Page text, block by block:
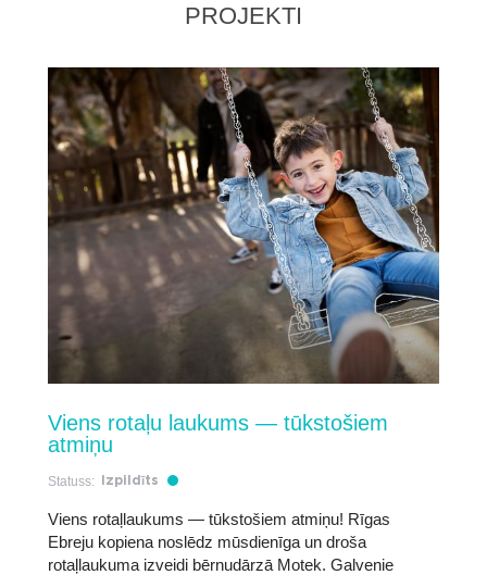
PROJEKTI
Viens rotaļu laukums — tūkstošiem
atmiņu
Statuss: Izpildīts
Viens rotaļlaukums — tūkstošiem atmiņu! Rīgas
Ebreju kopiena noslēdz mūsdienīga un droša
rotaļlaukuma izveidi bērnudārzā Motek. Galvenie